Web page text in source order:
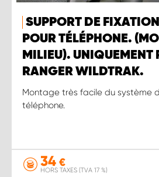
SUPPORT DE
POUR TÉLÉPHONE.
MILIEU). UNIQUEMENT
RANGER WILDTRAK.
Montage très facile du système
téléphone.
34 €
HORS TAXES (TVA 17 %)